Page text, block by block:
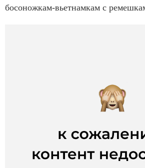
босоножкам-вьетнамкам с